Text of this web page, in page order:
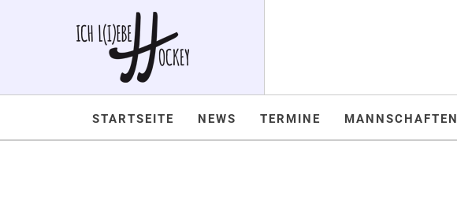
STARTSEITE NEWS TERMINE MANNSCHAFTEN